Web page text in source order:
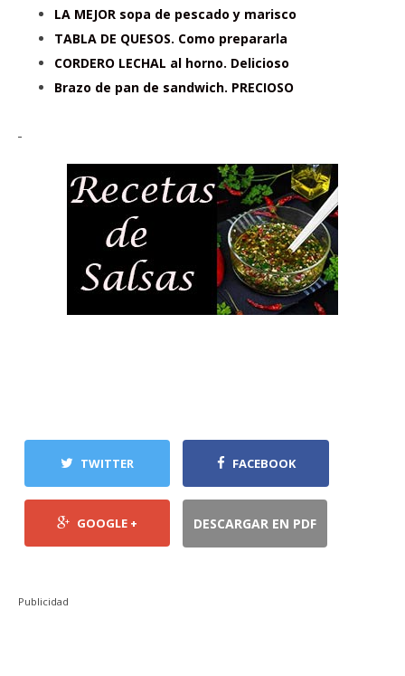
LA MEJOR sopa de pescado y marisco
TABLA DE QUESOS. Como prepararla
CORDERO LECHAL al horno. Delicioso
Brazo de pan de sandwich. PRECIOSO
TWITTER FACEBOOK
GOOGLE + DESCARGAR EN PDF
Publicidad